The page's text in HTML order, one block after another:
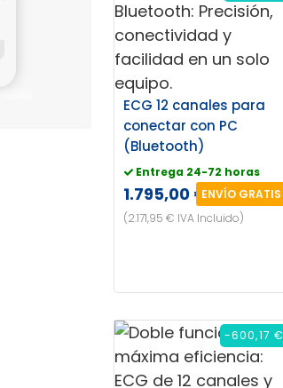
ECG 12 canales para
conectar con PC
(Bluetooth)
Entrega 24-72 horas
1.795,00 €ENVÍO GRATIS
(2.171,95 € IVA Incluido)
-600,17 €